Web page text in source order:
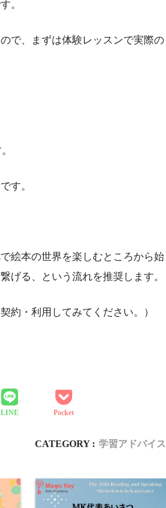
。
で、まずは体験レッスンで実際の
す。
絵本の世界を楽しむところから始
げる、という流れを推奨します。
約・利用してみてください。）
LINE Pocket
CATEGORY : 学習アドバイス